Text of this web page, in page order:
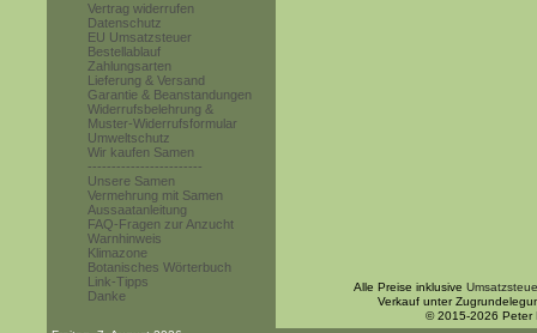
Vertrag widerrufen
Datenschutz
EU Umsatzsteuer
Bestellablauf
Zahlungsarten
Lieferung & Versand
Garantie & Beanstandungen
Widerrufsbelehrung &
Muster-Widerrufsformular
Umweltschutz
Wir kaufen Samen
------------------------
Unsere Samen
Vermehrung mit Samen
Aussaatanleitung
FAQ-Fragen zur Anzucht
Warnhinweis
Klimazone
Botanisches Wörterbuch
Link-Tipps
Danke
Alle Preise inklusive
Verkauf unter
© 2015-2026 Peter